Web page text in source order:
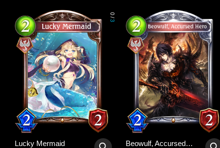
0
/
3
Lucky Mermaid Beowulf, Accursed Hero